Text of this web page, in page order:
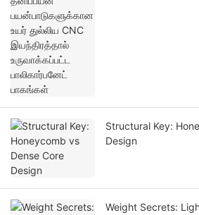
Structural Key:
Design
Weight Secrets: